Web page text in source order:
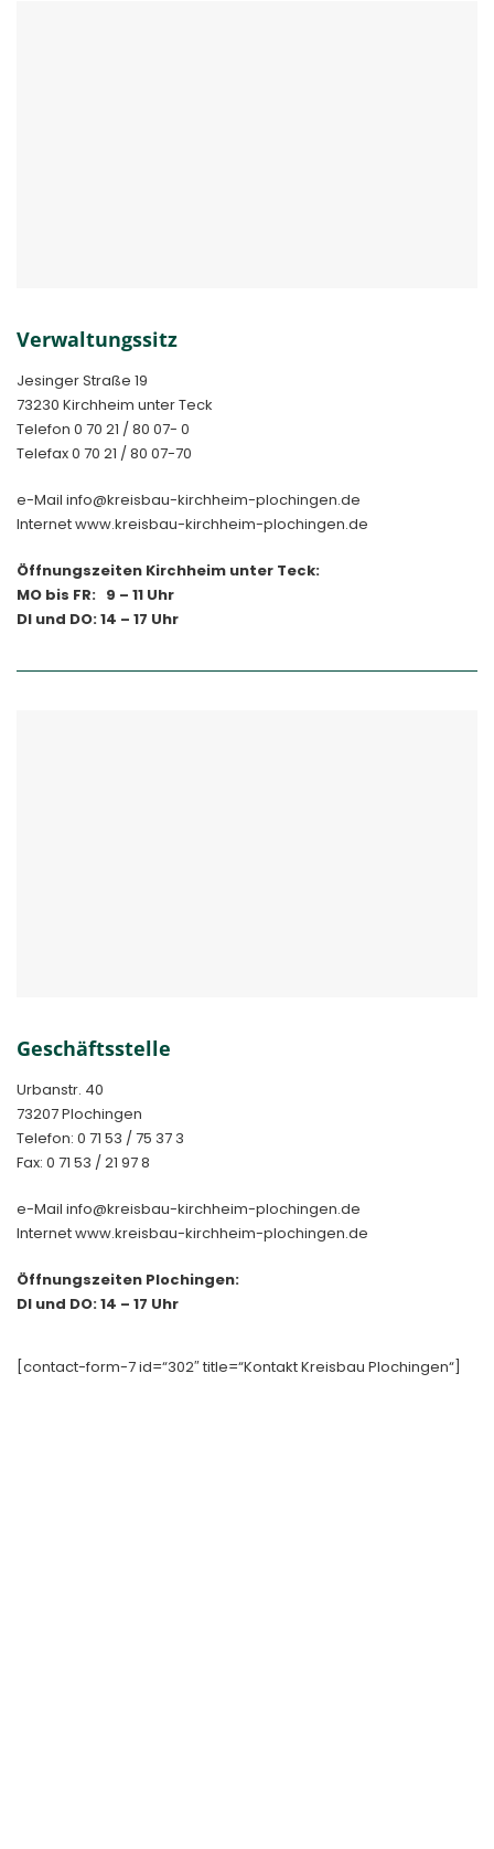
Verwaltungssitz
Jesinger Straße 19
73230 Kirchheim unter Teck
Telefon 0 70 21 / 80 07- 0
Telefax 0 70 21 / 80 07-70
e-Mail info@kreisbau-kirchheim-plochingen.de
Internet www.kreisbau-kirchheim-plochingen.de
Öffnungszeiten Kirchheim unter Teck:
MO bis FR: 9 – 11 Uhr
DI und DO: 14 – 17 Uhr
Geschäftsstelle
Urbanstr. 40
73207 Plochingen
Telefon: 0 71 53 / 75 37 3
Fax: 0 71 53 / 21 97 8
e-Mail info@kreisbau-kirchheim-plochingen.de
Internet www.kreisbau-kirchheim-plochingen.de
Öffnungszeiten Plochingen:
DI und DO: 14 – 17 Uhr
[contact-form-7 id=“302″ title=“Kontakt Kreisbau Plochingen“]